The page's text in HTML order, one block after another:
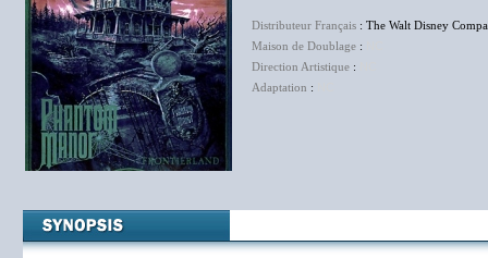
Distributeur Français : The Walt Disney
Maison de Doublage :
Direction Artistique :
Adaptation :